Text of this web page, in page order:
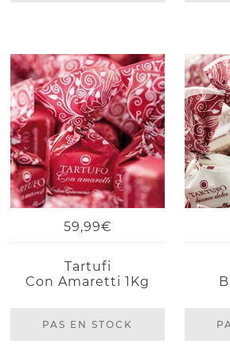
59,99€
Tartufi
Con Amaretti 1Kg
PAS EN STOCK